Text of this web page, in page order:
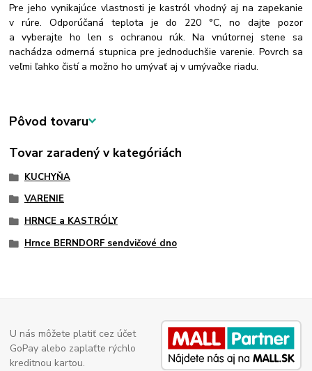
Pre jeho vynikajúce vlastnosti je kastról vhodný aj na zapekanie
v rúre. Odporúčaná teplota je do 220 °C, no dajte pozor
a vyberajte ho len s ochranou rúk. Na vnútornej stene sa
nachádza odmerná stupnica pre jednoduchšie varenie. Povrch sa
veľmi ľahko čistí a možno ho umývať aj v umývačke riadu.
Pôvod tovaru
Tovar zaradený v kategóriách
KUCHYŇA
VARENIE
HRNCE a KASTRÓLY
Hrnce BERNDORF sendvičové dno
U nás môžete platiť cez účet
GoPay alebo zaplaťte rýchlo
kreditnou kartou.